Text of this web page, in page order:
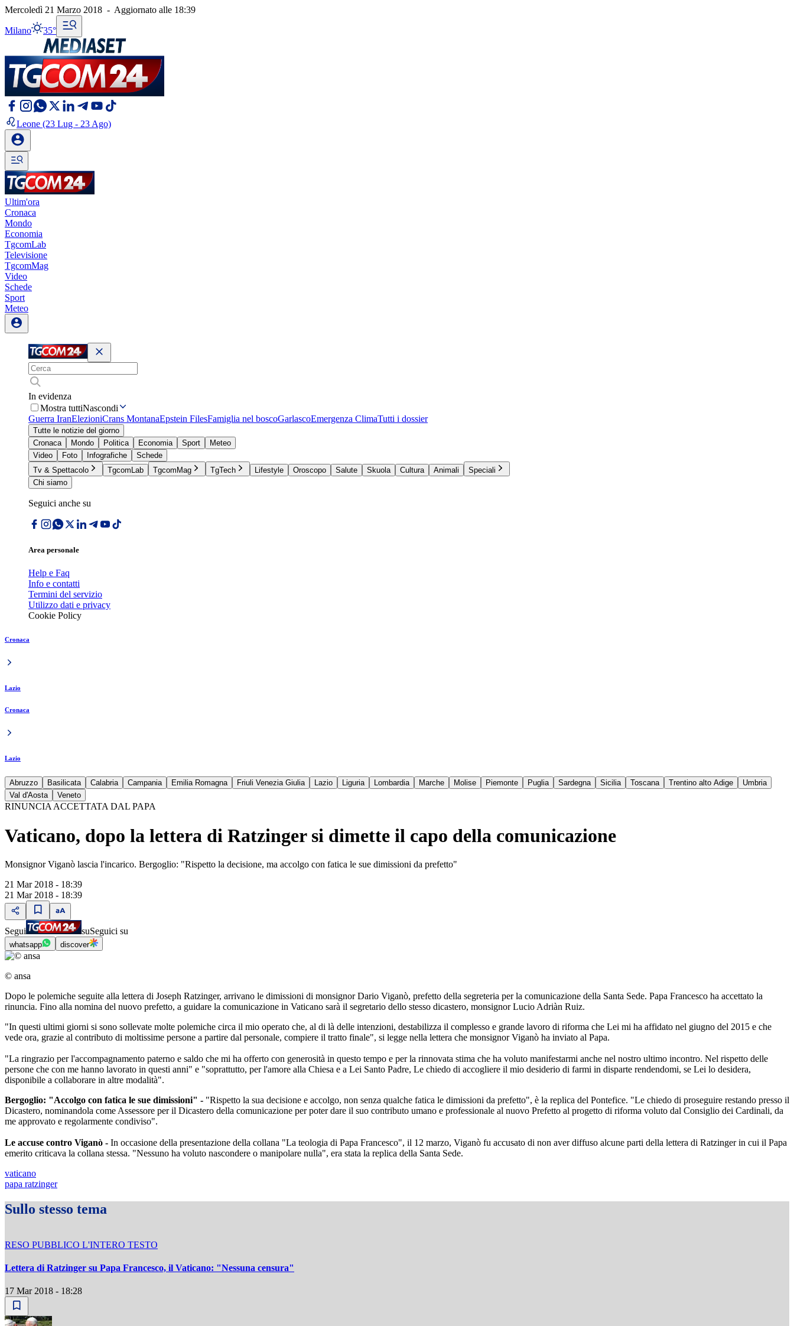
Mercoledì 21 Marzo 2018 - Aggiornato alle 18:39
Milano 35°
Leone (23 Lug - 23 Ago)
Ultim'ora
Cronaca
Mondo
Economia
TgcomLab
Televisione
TgcomMag
Video
Schede
Sport
Meteo
In evidenza
Mostra tuttiNascondi
Guerra IranElezioniCrans MontanaEpstein FilesFamiglia nel boscoGarlascoEmergenza ClimaTutti i dossier
Tutte le notizie del giorno
Cronaca
Mondo Politica Economia Sport
Meteo
Video
Foto Infografiche
Schede
Tv & Spettacolo
TgcomLab TgcomMag TgTech Lifestyle Oroscopo Salute Skuola Cultura Animali
Speciali
Chi siamo
Seguici anche su
Area personale
Help e Faq
Info e contatti
Termini del servizio
Utilizzo dati e privacy
Cookie Policy
Cronaca
Lazio
Cronaca
Lazio
Abruzzo Basilicata Calabria Campania Emilia Romagna Friuli Venezia Giulia Lazio Liguria Lombardia Marche Molise Piemonte Puglia Sardegna Sicilia Toscana Trentino alto Adige
Umbria
Val d'Aosta
Veneto
RINUNCIA ACCETTATA DAL PAPA
Vaticano, dopo la lettera di Ratzinger si dimette il capo della comunicazione
Monsignor Viganò lascia l'incarico. Bergoglio: "Rispetto la decisione, ma accolgo con fatica le sue dimissioni da prefetto"
21 Mar 2018 - 18:39
21 Mar 2018 - 18:39
Segui suSeguici su
whatsapp discover
© ansa
Dopo le polemiche seguite alla lettera di Joseph Ratzinger, arrivano le dimissioni di monsignor Dario Viganò, prefetto della segreteria per la comunicazione della Santa Sede. Papa Francesco ha accettato la
rinuncia. Fino alla nomina del nuovo prefetto, a guidare la comunicazione in Vaticano sarà il segretario dello stesso dicastero, monsignor Lucio Adriàn Ruiz.
"In questi ultimi giorni si sono sollevate molte polemiche circa il mio operato che, al di là delle intenzioni, destabilizza il complesso e grande lavoro di riforma che Lei mi ha affidato nel giugno del 2015 e che
vede ora, grazie al contributo di moltissime persone a partire dal personale, compiere il tratto finale", si legge nella lettera che monsignor Viganò ha inviato al Papa.
"La ringrazio per l'accompagnamento paterno e saldo che mi ha offerto con generosità in questo tempo e per la rinnovata stima che ha voluto manifestarmi anche nel nostro ultimo incontro. Nel rispetto delle
persone che con me hanno lavorato in questi anni" e "soprattutto, per l'amore alla Chiesa e a Lei Santo Padre, Le chiedo di accogliere il mio desiderio di farmi in disparte rendendomi, se Lei lo desidera,
disponibile a collaborare in altre modalità".
Bergoglio: "Accolgo con fatica le sue dimissioni" - "Rispetto la sua decisione e accolgo, non senza qualche fatica le dimissioni da prefetto", è la replica del Pontefice. "Le chiedo di proseguire restando presso il
Dicastero, nominandola come Assessore per il Dicastero della comunicazione per poter dare il suo contributo umano e professionale al nuovo Prefetto al progetto di riforma voluto dal Consiglio dei Cardinali, da
me approvato e regolarmente condiviso".
Le accuse contro Viganò - In occasione della presentazione della collana "La teologia di Papa Francesco", il 12 marzo, Viganò fu accusato di non aver diffuso alcune parti della lettera di Ratzinger in cui il Papa
emerito criticava la collana stessa. "Nessuno ha voluto nascondere o manipolare nulla", era stata la replica della Santa Sede.
vaticano
papa ratzinger
Sullo stesso tema
RESO PUBBLICO L'INTERO TESTO
Lettera di Ratzinger su Papa Francesco, il Vaticano: "Nessuna censura"
17 Mar 2018 - 18:28